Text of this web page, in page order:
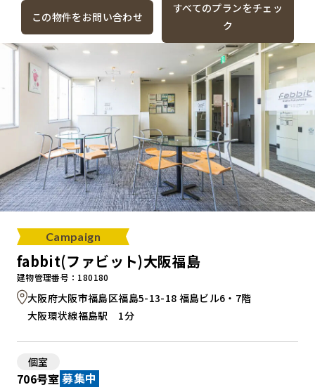
この物件をお問い合わせ
すべてのプランをチェッ
ク
Campaign
fabbit(ファビット)大阪福島
建物管理番号：180180
大阪府大阪市福島区福島5-13-18 福島ビル6・7階
大阪環状線福島駅 1分
個室
706号室 募集中